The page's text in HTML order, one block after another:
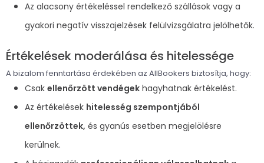
Az alacsony értékeléssel rendelkező szállások vagy a
gyakori negatív visszajelzések felülvizsgálatra jelölhetők.
Értékelések moderálása és hitelessége
A bizalom fenntartása érdekében az AllBookers biztosítja, hogy:
Csak ellenőrzött vendégek hagyhatnak értékelést.
Az értékelések hitelesség szempontjából
ellenőrzöttek, és gyanús esetben megjelölésre
kerülnek.